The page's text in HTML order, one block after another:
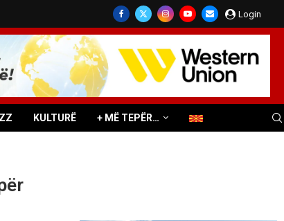
Login
KULTURË + MË TEPËR…